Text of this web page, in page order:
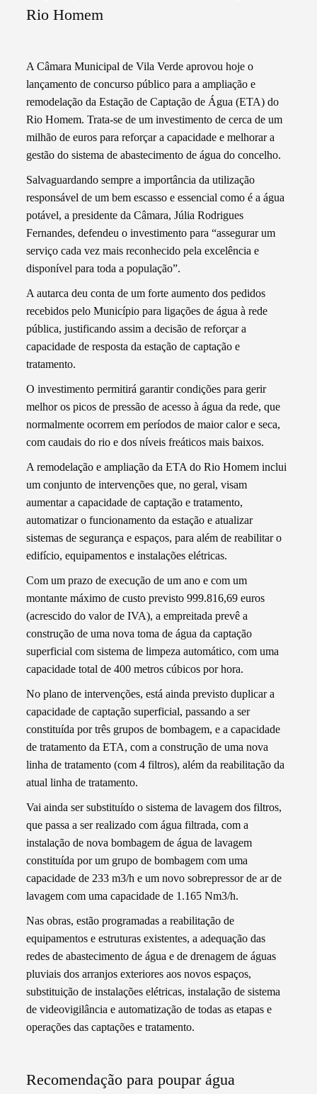
Rio Homem
A Câmara Municipal de Vila Verde aprovou hoje o
lançamento de concurso público para a ampliação e
remodelação da Estação de Captação de Água (ETA) do
Rio Homem. Trata-se de um investimento de cerca de um
milhão de euros para reforçar a capacidade e melhorar a
gestão do sistema de abastecimento de água do concelho.
Salvaguardando sempre a importância da utilização
responsável de um bem escasso e essencial como é a água
potável, a presidente da Câmara, Júlia Rodrigues
Fernandes, defendeu o investimento para “assegurar um
serviço cada vez mais reconhecido pela excelência e
disponível para toda a população”.
A autarca deu conta de um forte aumento dos pedidos
recebidos pelo Município para ligações de água à rede
pública, justificando assim a decisão de reforçar a
capacidade de resposta da estação de captação e
tratamento.
O investimento permitirá garantir condições para gerir
melhor os picos de pressão de acesso à água da rede, que
normalmente ocorrem em períodos de maior calor e seca,
com caudais do rio e dos níveis freáticos mais baixos.
A remodelação e ampliação da ETA do Rio Homem inclui
um conjunto de intervenções que, no geral, visam
aumentar a capacidade de captação e tratamento,
automatizar o funcionamento da estação e atualizar
sistemas de segurança e espaços, para além de reabilitar o
edifício, equipamentos e instalações elétricas.
Com um prazo de execução de um ano e com um
montante máximo de custo previsto 999.816,69 euros
(acrescido do valor de IVA), a empreitada prevê a
construção de uma nova toma de água da captação
superficial com sistema de limpeza automático, com uma
capacidade total de 400 metros cúbicos por hora.
No plano de intervenções, está ainda previsto duplicar a
capacidade de captação superficial, passando a ser
constituída por três grupos de bombagem, e a capacidade
de tratamento da ETA, com a construção de uma nova
linha de tratamento (com 4 filtros), além da reabilitação da
atual linha de tratamento.
Vai ainda ser substituído o sistema de lavagem dos filtros,
que passa a ser realizado com água filtrada, com a
instalação de nova bombagem de água de lavagem
constituída por um grupo de bombagem com uma
capacidade de 233 m3/h e um novo sobrepressor de ar de
lavagem com uma capacidade de 1.165 Nm3/h.
Nas obras, estão programadas a reabilitação de
equipamentos e estruturas existentes, a adequação das
redes de abastecimento de água e de drenagem de águas
pluviais dos arranjos exteriores aos novos espaços,
substituição de instalações elétricas, instalação de sistema
de videovigilância e automatização de todas as etapas e
operações das captações e tratamento.
Recomendação para poupar água